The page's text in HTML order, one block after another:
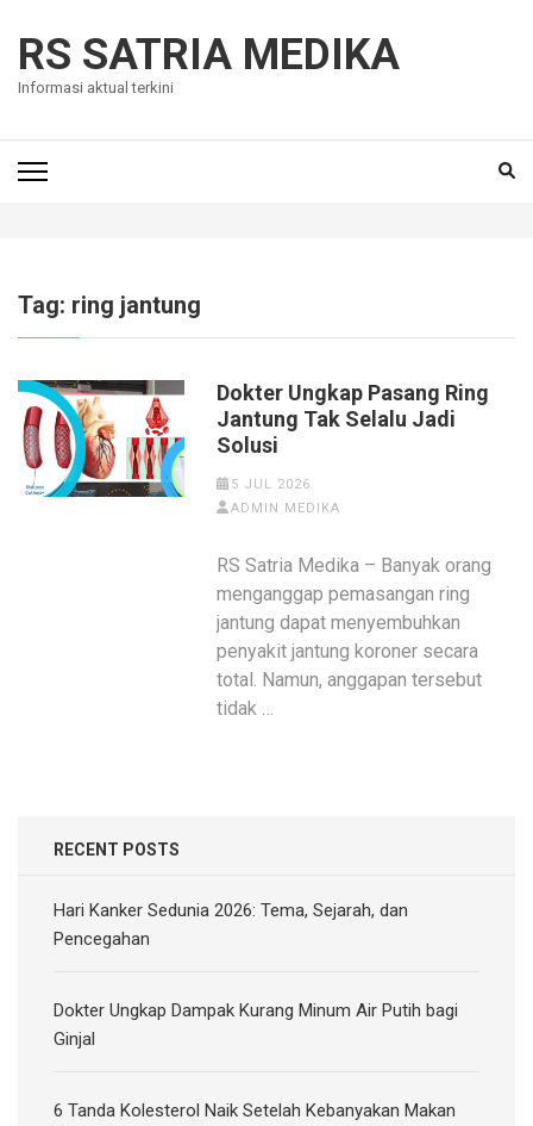
content
(Press
RS SATRIA MEDIKA
Informasi aktual terkini
Tag: ring jantung
Dokter Ungkap Pasang Ring
Jantung Tak Selalu Jadi
Solusi
5 JUL 2026
ADMIN MEDIKA
RS Satria Medika – Banyak orang
menganggap pemasangan ring
jantung dapat menyembuhkan
penyakit jantung koroner secara
total. Namun, anggapan tersebut
tidak …
RECENT POSTS
Hari Kanker Sedunia 2026: Tema, Sejarah, dan
Pencegahan
Dokter Ungkap Dampak Kurang Minum Air Putih bagi
Ginjal
6 Tanda Kolesterol Naik Setelah Kebanyakan Makan